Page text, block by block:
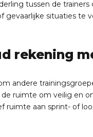
tussen de trainers
gevaarlijke situaties te
rekening
andere
de ruimte om veilig en
ruimte aan sprint- of